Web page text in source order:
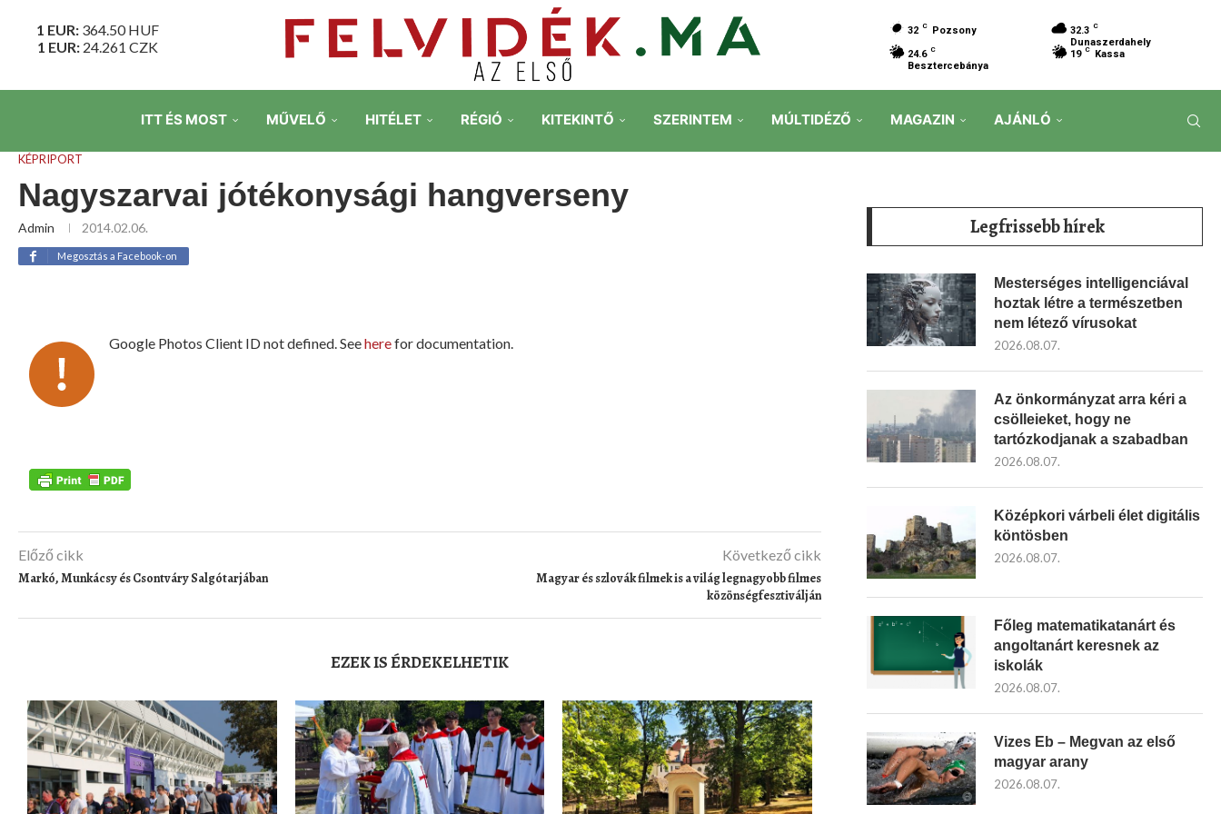
1 EUR: 364.50HUF
1 EUR: 24.261 CZK
32 C Pozsony 32.3 C
Dunaszerdahely
24.6 C
Besztercebánya
19 C Kassa
ITT ÉS MOST MŰVELŐ HITÉLET RÉGIÓ KITEKINTŐ SZERINTEM MÚLTIDÉZŐ MAGAZIN AJÁNLÓ
KÉPRIPORT
Nagyszarvai jótékonysági hangverseny
Admin 2014.02.06.
Megosztás a Facebook-on
Google Photos Client ID not defined. Seeherefor documentation.
Előző cikk
Markó, Munkácsy és Csontváry Salgótarjában
Következő cikk
Magyar és szlovák filmek is a világ legnagyobb filmes
közönségfesztiválján
EZEK IS ÉRDEKELHETIK
Legfrissebb hírek
Mesterséges intelligenciával
hoztak létre a természetben
nem létező vírusokat
2026.08.07.
Az önkormányzat arra kéri a
csölleieket, hogy ne
tartózkodjanak a szabadban
2026.08.07.
Középkori várbeli élet digitális
köntösben
2026.08.07.
Főleg matematikatanárt és
angoltanárt keresnek az
iskolák
2026.08.07.
Vizes Eb – Megvan az első
magyar arany
2026.08.07.